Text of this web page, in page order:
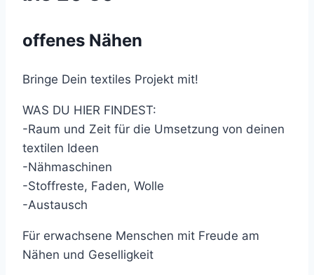
offenes Nähen
Bringe Dein textiles Projekt mit!
WAS DU HIER FINDEST:
-Raum und Zeit für die Umsetzung von deinen
textilen Ideen
-Nähmaschinen
-Stoffreste, Faden, Wolle
-Austausch
Für erwachsene Menschen mit Freude am
Nähen und Geselligkeit